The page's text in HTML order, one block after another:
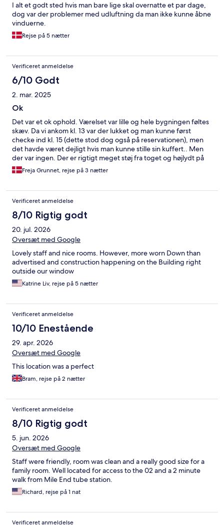
I alt et godt sted hvis man bare lige skal overnatte et par dage,
dog var der problemer med udluftning da man ikke kunne åbne
vinduerne.
Rejse på 5 nætter
Verificeret anmeldelse
6/10 Godt
2. mar. 2025
Ok
Det var et ok ophold. Værelset var lille og hele bygningen føltes
skæv. Da vi ankom kl. 13 var der lukket og man kunne først
checke ind kl. 15 (dette stod dog også på reservationen), men
det havde været dejligt hvis man kunne stille sin kuffert.. Men
der var ingen. Der er rigtigt meget støj fra toget og højlydt på
gangene.
Freja Grunnet, rejse på 3 nætter
Verificeret anmeldelse
8/10 Rigtig godt
20. jul. 2026
Oversæt med Google
Lovely staff and nice rooms. However, more worn Down than
advertised and construction happening on the Building right
outside our window
Katrine Liv, rejse på 5 nætter
Verificeret anmeldelse
10/10 Enestående
29. apr. 2026
Oversæt med Google
This location was a perfect
Bram, rejse på 2 nætter
Verificeret anmeldelse
8/10 Rigtig godt
5. jun. 2026
Oversæt med Google
Staff were friendly, room was clean and a really good size for a
family room. Well located for access to the 02 and a 2 minute
walk from Mile End tube station.
Richard, rejse på 1 nat
Verificeret anmeldelse